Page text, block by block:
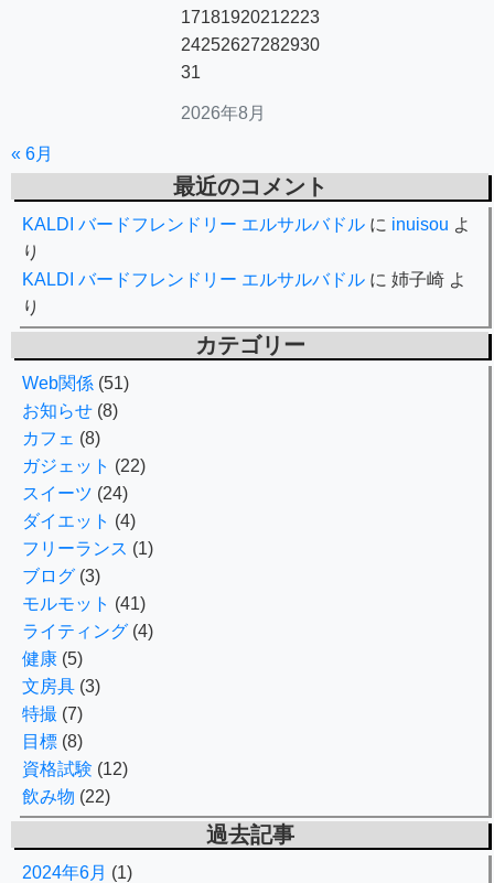
2026年8月
17181920212223
24252627282930
31
« 6月
最近のコメント
KALDI バードフレンドリー エルサルバドル に inuisou よ
り
KALDI バードフレンドリー エルサルバドル に 姉子崎 よ
り
カテゴリー
Web関係 (51)
お知らせ (8)
カフェ (8)
ガジェット (22)
スイーツ (24)
ダイエット (4)
フリーランス (1)
ブログ (3)
モルモット (41)
ライティング (4)
健康 (5)
文房具 (3)
特撮 (7)
目標 (8)
資格試験 (12)
飲み物 (22)
過去記事
2024年6月 (1)